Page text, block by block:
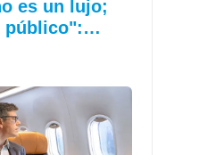
es un lujo;
público":…